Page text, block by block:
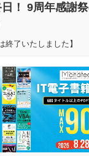
！ 9周年感謝
終了いたしました】